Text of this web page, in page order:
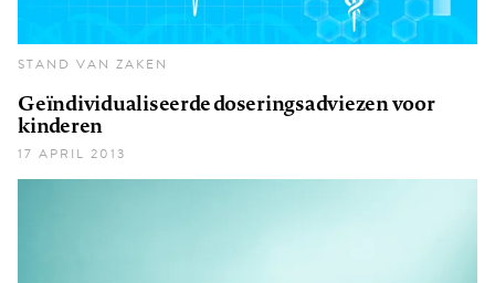
STAND VAN ZAKEN
Geïndividualiseerde doseringsadviezen voor
kinderen
17 APRIL 2013